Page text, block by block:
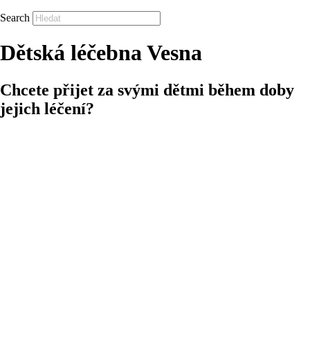
Search
Dětská léčebna Vesna
Chcete přijet za svými dětmi během doby
jejich léčení?